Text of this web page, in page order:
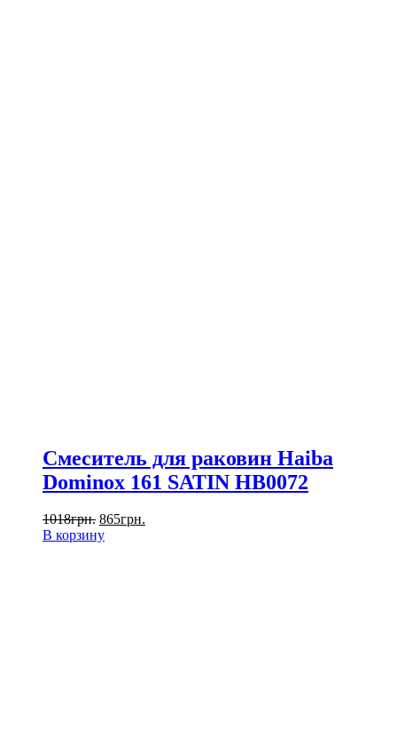
Смеситель для раковин Haiba
Dominox 161 SATIN HB0072
1018грн. 865грн.
В корзину